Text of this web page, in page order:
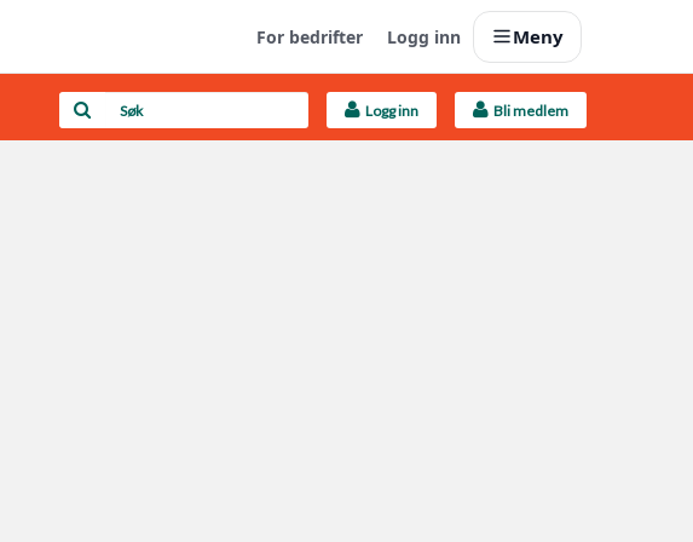
For bedrifter Logg inn Meny
Last opp selv Logg inn Bli medlem